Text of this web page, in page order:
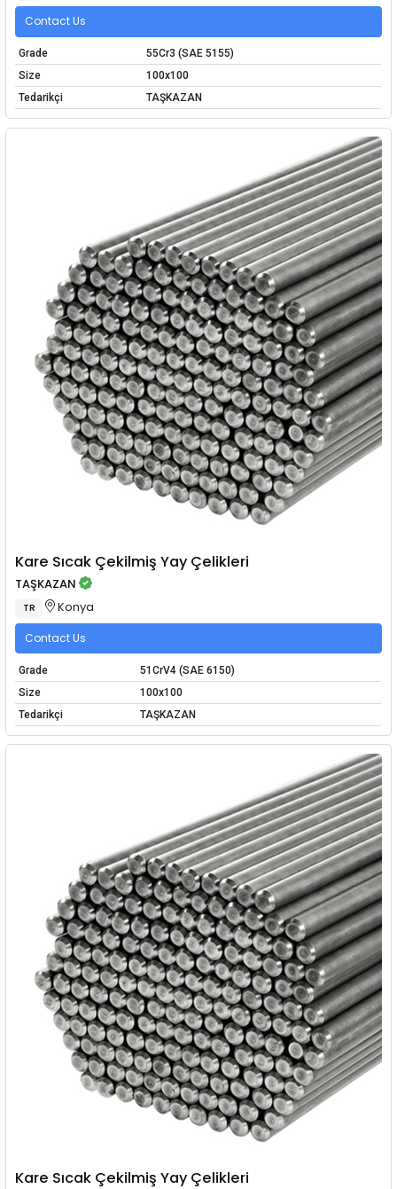
Contact Us
Grade
55Cr3 (SAE 5155)
Size
100x100
Tedarikçi
TAŞKAZAN
Kare Sıcak Çekilmiş Yay Çelikleri
TAŞKAZAN
TR Konya
Contact Us
Grade
51CrV4 (SAE 6150)
Size
100x100
Tedarikçi
TAŞKAZAN
Kare Sıcak Çekilmiş Yay Çelikleri